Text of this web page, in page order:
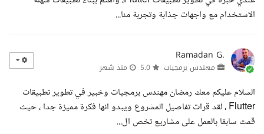
الاستخدام مع واجهات جذابة وتجربة منا...
Ramadan G.
مهندس برمجيات منذ شهر
السلام عليكم معك رمضان مهندس برمجيات وخبير في تطوير تطبيقات
Flutter ، لقد قرات تفاصيل المشروع ويبدو انها فكرة مميزة جدا ، حيث
قمت سابقا بالعمل على مشاريع تخص ال...